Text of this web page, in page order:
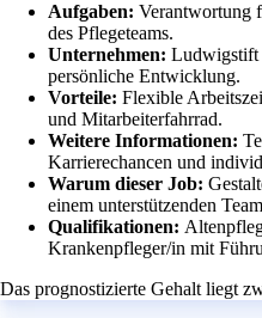
Aufgaben: Verantwortung
des Pflegeteams.
Unternehmen: Ludwigstift
persönliche Entwicklung.
Vorteile: Flexible
und Mitarbeiterfahrrad.
Weitere Informationen:
Karrierechancen und
Warum dieser Job:
einem unterstützenden
Qualifikationen:
Krankenpfleger/in mit
Das prognostizierte Gehalt liegt